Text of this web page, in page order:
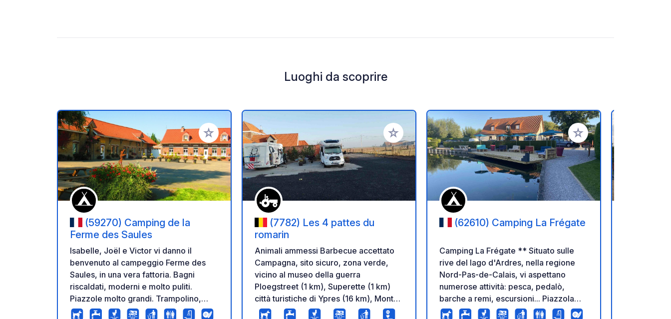
Luoghi da scoprire
Aggiungi ai tuoi preferiti
(59270) Camping de la
Ferme des Saules
Isabelle, Joël e Victor vi danno il
benvenuto al campeggio Ferme des
Saules, in una vera fattoria. Bagni
riscaldati, moderni e molto puliti.
Piazzole molto grandi. Trampolino,
galline e capre. Wi-Fi gratuito. Negozio
Aggiungi ai tuoi preferiti
(7782) Les 4 pattes du
romarin
Animali ammessi Barbecue accettato
Campagna, sito sicuro, zona verde,
vicino al museo della guerra
Ploegstreet (1 km), Superette (1 km)
città turistiche di Ypres (16 km), Mont
des Cats (21 km), Mont rouge, Mont
Aggiungi ai tuoi preferiti
(62610) Camping La Frégate
Camping La Frégate ** Situato sulle
rive del lago d'Ardres, nella regione
Nord-Pas-de-Calais, vi aspettano
numerose attività: pesca, pedalò,
barche a remi, escursioni... Piazzola
per tenda o roulotte: 7 €/giorno.